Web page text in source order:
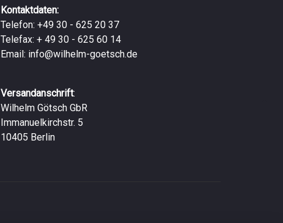
Kontaktdaten:
Telefon: +49 30 - 625 20 37
Telefax: + 49 30 - 625 60 14
Email: info@wilhelm-goetsch.de
Versandanschrift:
Wilhelm Götsch GbR
Immanuelkirchstr. 5
10405 Berlin